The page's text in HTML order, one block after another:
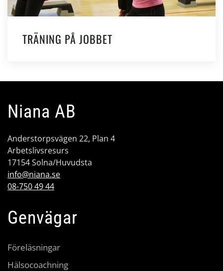
TRÄNING PÅ JOBBET
Niana AB
Anderstorpsvägen 22, Plan 4
Arbetslivsresurs
17154 Solna/Huvudsta
info@niana.se
08-750 49 44
Genvägar
Föreläsningar
Hälsocoachning